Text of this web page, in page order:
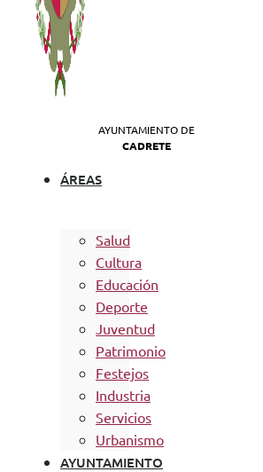
AYUNTAMIENTO DE
CADRETE
ÁREAS
Salud
Cultura
Educación
Deporte
Juventud
Patrimonio
Festejos
Industria
Servicios
Urbanismo
AYUNTAMIENTO